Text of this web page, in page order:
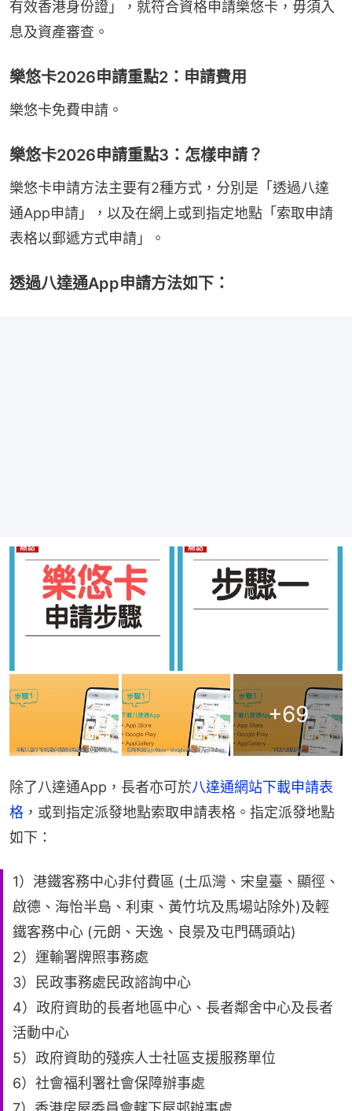
有效香港身份證」，就符合資格申請樂悠卡，毋須入
息及資產審查。
樂悠卡2026申請重點2：申請費用
樂悠卡免費申請。
樂悠卡2026申請重點3：怎樣申請？
樂悠卡申請方法主要有2種方式，分別是「透過八達
通App申請」，以及在網上或到指定地點「索取申請
表格以郵遞方式申請」。
透過八達通App申請方法如下：
+69
除了八達通App，長者亦可於八達通網站下載申請表
格 ，或到指定派發地點索取申請表格。指定派發地點
如下：
1）港鐵客務中心非付費區 (土瓜灣、宋皇臺、顯徑、
啟德、海怡半島、利東、黃竹坑及馬場站除外)及輕
鐵客務中心 (元朗、天逸、良景及屯門碼頭站)
2）運輸署牌照事務處
3）民政事務處民政諮詢中心
4）政府資助的長者地區中心、長者鄰舍中心及長者
活動中心
5）政府資助的殘疾人士社區支援服務單位
6）社會福利署社會保障辦事處